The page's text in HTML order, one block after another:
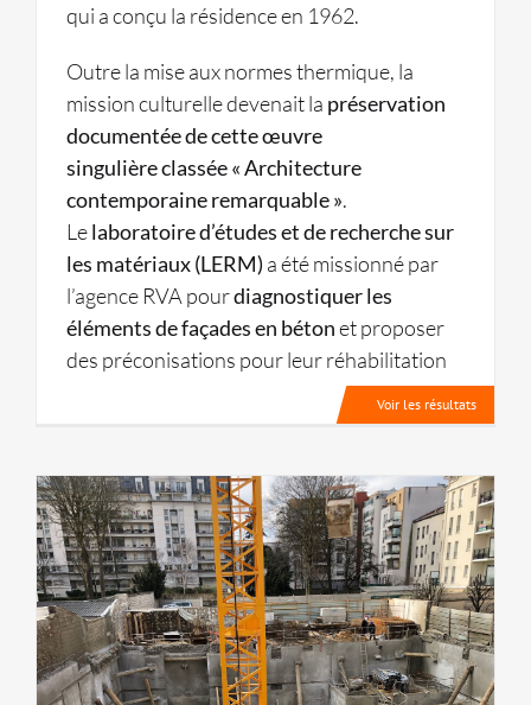
qui a conçu la résidence en 1962.
Outre la mise aux normes thermique, la
mission culturelle devenait la préservation
documentée de cette œuvre
singulière classée « Architecture
contemporaine remarquable ».
Lelaboratoire d’études et de recherche sur
les matériaux (LERM) a été missionné par
l’agence RVA pourdiagnostiquer les
éléments de façades en bétonet proposer
des préconisations pour leur réhabilitation
Voir les résultats